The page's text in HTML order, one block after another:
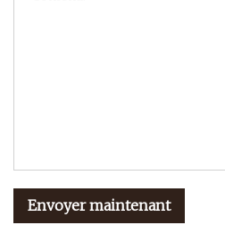
Envoyer maintenant